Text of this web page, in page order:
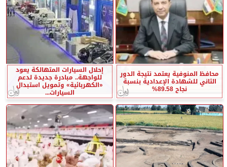
محافظ المنوفية يعتمد نتيجة الدور
الثاني للشهادة الإعدادية بنسبة
نجاح 89.58%
إحلال السيارات المتهالكة يعود
للواجهة.. مبادرة جديدة لدعم
«الكهربائية» وتمويل استبدال
السيارات...